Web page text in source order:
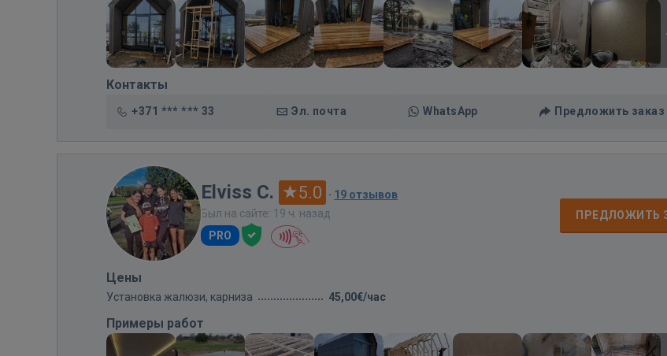
Контакты
+371 *** *** 33 Эл. почта WhatsApp Предложить заказ
Elviss C. 5.0 · 19 отзывов
Был на сайте: 19 ч. назад
PRO
ПРЕДЛОЖИТЬ
Цены
Установка жалюзи, карниза 45,00€/час
Примеры работ